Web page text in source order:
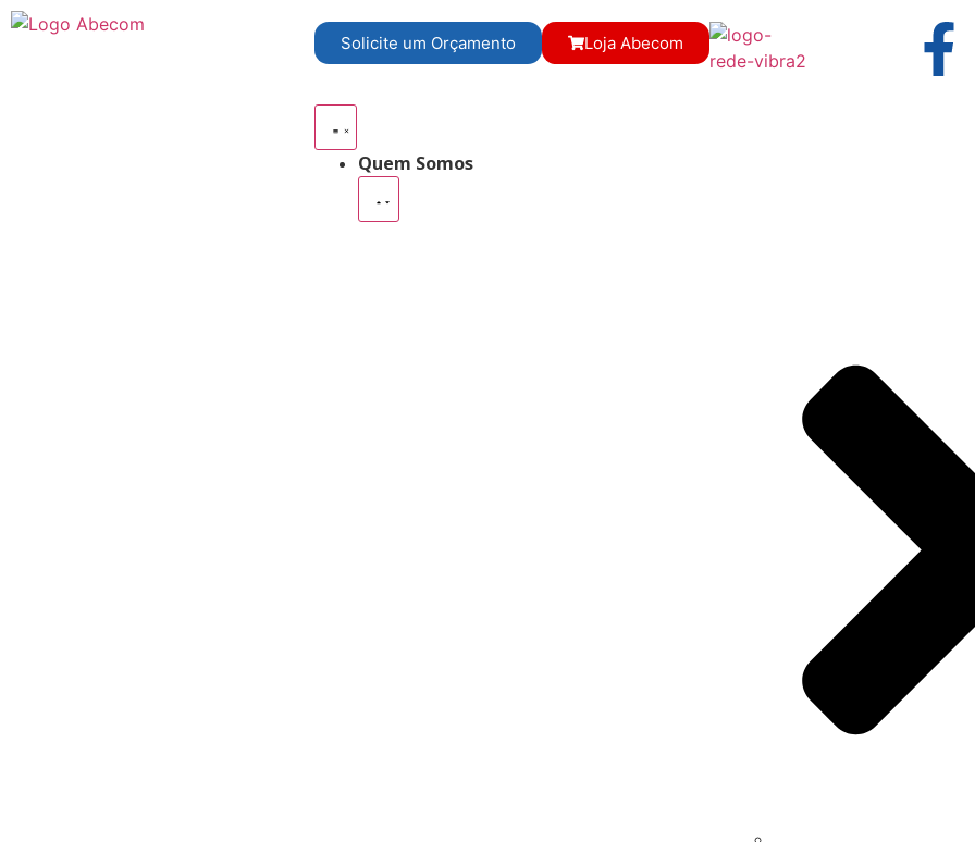
Solicite um Orçamento Loja Abecom
Quem Somos